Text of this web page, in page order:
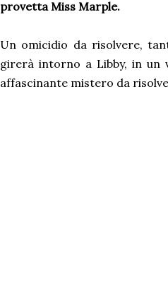
provetta Miss Marple.
Un omicidio da risolvere,
girerà intorno a Libby, in un
affascinante mistero da